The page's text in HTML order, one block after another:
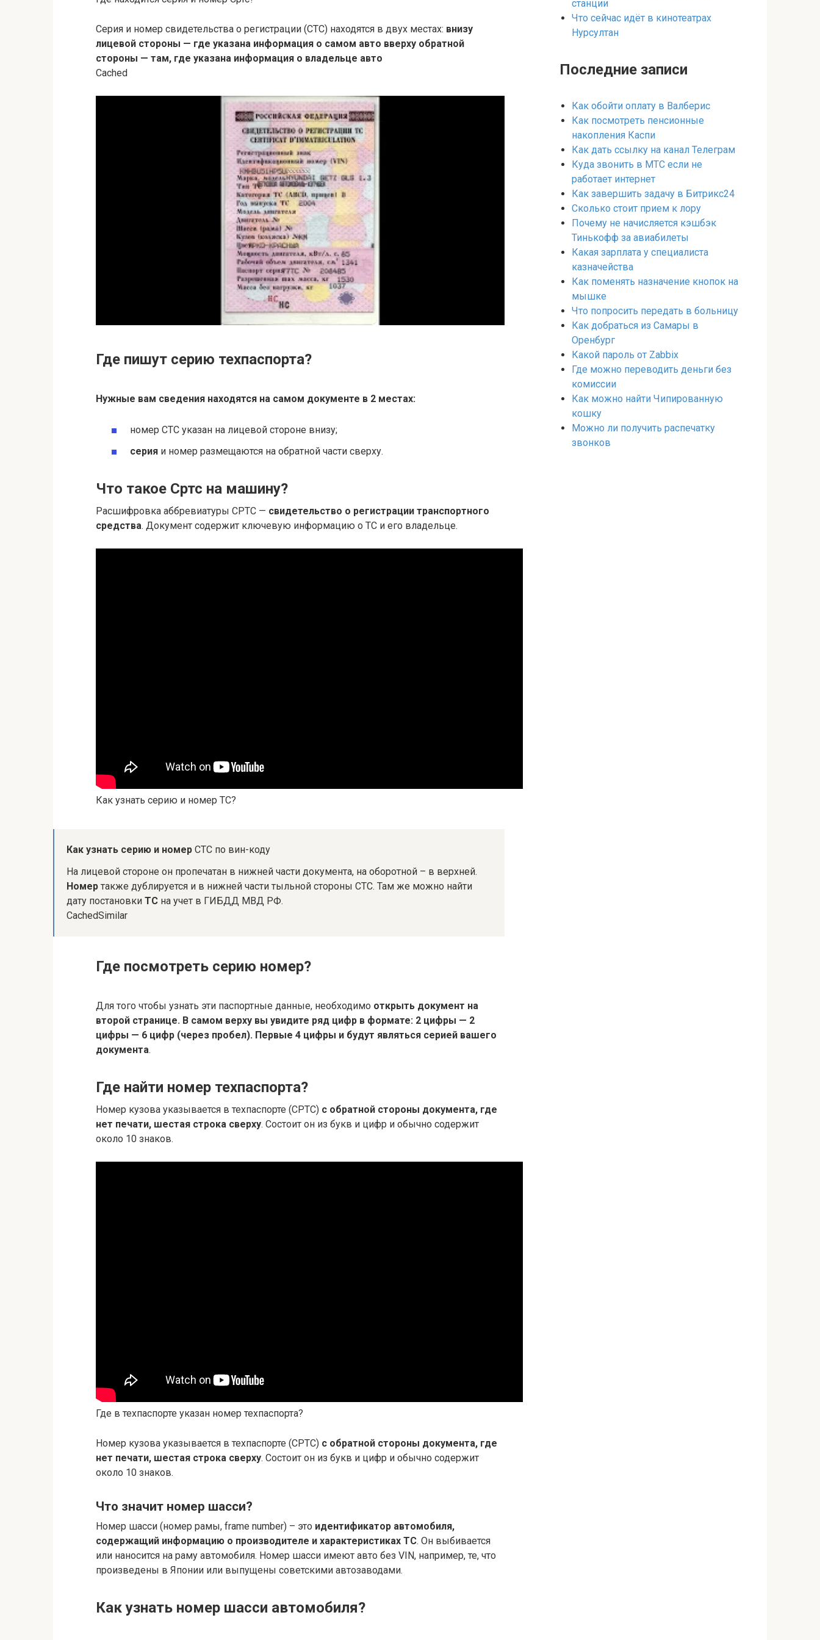
Серия и номер свидетельства о регистрации (СТС) находятся в двух местах: внизу
лицевой стороны — где указана информация о самом авто вверху обратной
стороны — там, где указана информация о владельце авто
Cached
Где пишут серию техпаспорта?
Нужные вам сведения находятся на самом документе в 2 местах:
номер СТС указан на лицевой стороне внизу;
серия и номер размещаются на обратной части сверху.
Что такое Сртс на машину?
Расшифровка аббревиатуры СРТС — свидетельство о регистрации транспортного
средства. Документ содержит ключевую информацию о ТС и его владельце.
Как узнать серию и номер ТС?
Как узнать серию и номер СТС по вин-коду
На лицевой стороне он пропечатан в нижней части документа, на оборотной – в верхней.
Номер также дублируется и в нижней части тыльной стороны СТС. Там же можно найти
дату постановки ТС на учет в ГИБДД МВД РФ.
CachedSimilar
Где посмотреть серию номер?
Для того чтобы узнать эти паспортные данные, необходимо открыть документ на
второй странице. В самом верху вы увидите ряд цифр в формате: 2 цифры — 2
цифры — 6 цифр (через пробел). Первые 4 цифры и будут являться серией вашего
документа.
Где найти номер техпаспорта?
Номер кузова указывается в техпаспорте (СРТС) с обратной стороны документа, где
нет печати, шестая строка сверху. Состоит он из букв и цифр и обычно содержит
около 10 знаков.
Где в техпаспорте указан номер техпаспорта?
Номер кузова указывается в техпаспорте (СРТС) с обратной стороны документа, где
нет печати, шестая строка сверху. Состоит он из букв и цифр и обычно содержит
около 10 знаков.
Что значит номер шасси?
Номер шасси (номер рамы, frame number) – это идентификатор автомобиля,
содержащий информацию о производителе и характеристиках ТС. Он выбивается
или наносится на раму автомобиля. Номер шасси имеют авто без VIN, например, те, что
произведены в Японии или выпущены советскими автозаводами.
Как узнать номер шасси автомобиля?
станции
Что сейчас идёт в кинотеатрах
Нурсултан
Последние записи
Как обойти оплату в Валберис
Как посмотреть пенсионные
накопления Каспи
Как дать ссылку на канал Телеграм
Куда звонить в МТС если не
работает интернет
Как завершить задачу в Битрикс24
Сколько стоит прием к лору
Почему не начисляется кэшбэк
Тинькофф за авиабилеты
Какая зарплата у специалиста
казначейства
Как поменять назначение кнопок на
мышке
Что попросить передать в больницу
Как добраться из Самары в
Оренбург
Какой пароль от Zabbix
Где можно переводить деньги без
комиссии
Как можно найти Чипированную
кошку
Можно ли получить распечатку
звонков